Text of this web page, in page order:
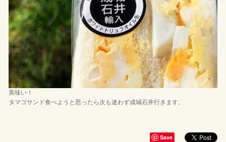
美味い！
タマゴサンド食べようと思ったら次も迷わず成城石井行きます。
Save